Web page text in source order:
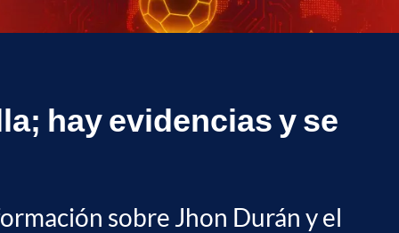
hay evidencias y se
sobre Jhon Durán y el